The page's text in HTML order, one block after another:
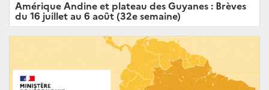
Amérique Andine et plateau des Guyanes : Brèves
du 16 juillet au 6 août (32e semaine)